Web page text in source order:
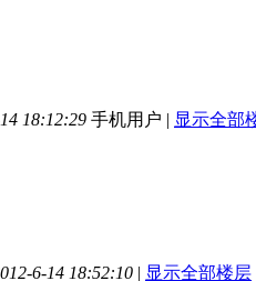
18:12:29 手机用户 | 显示全部
6-14 18:52:10 | 显示全部楼层